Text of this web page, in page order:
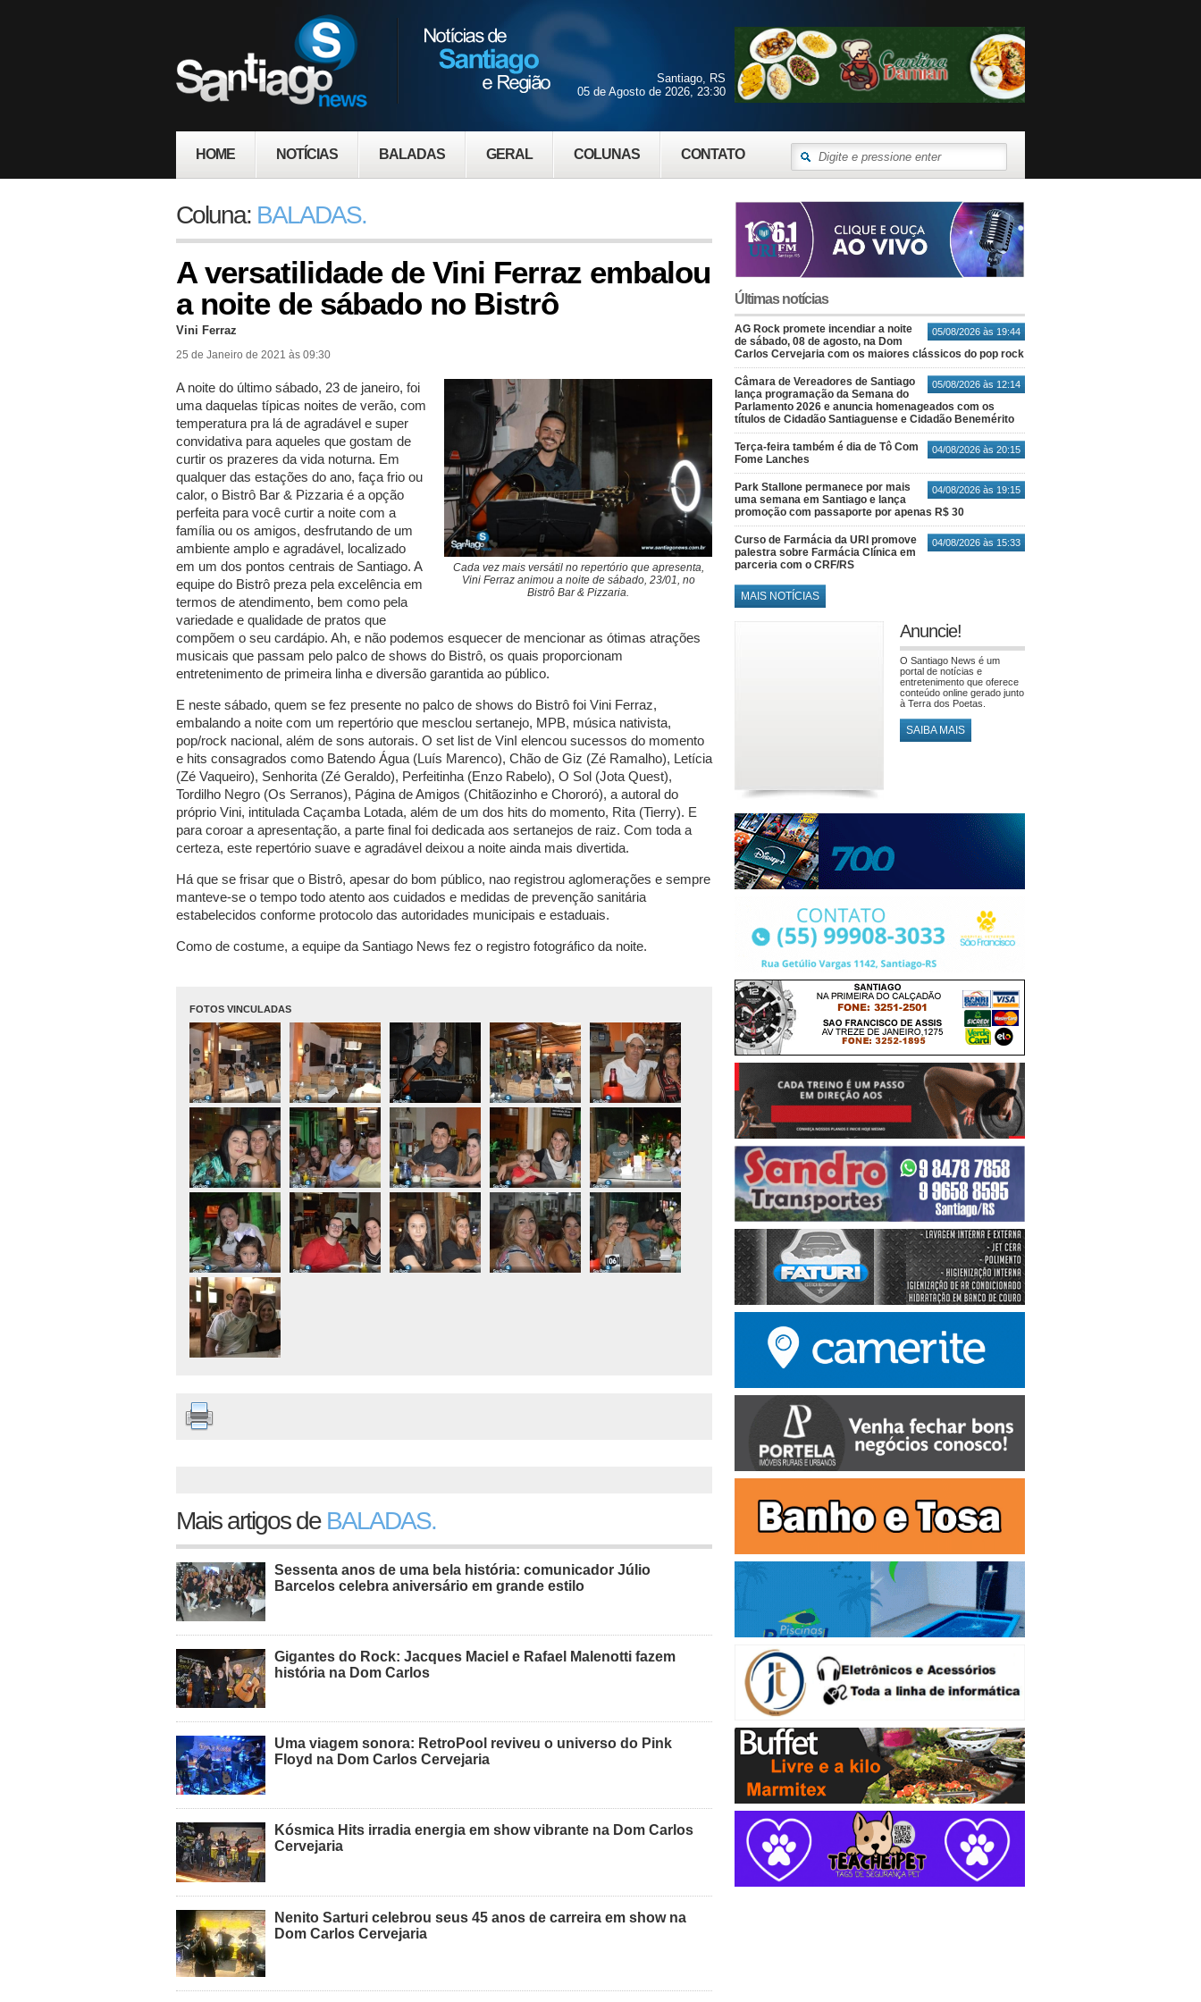
HOME NOTÍCIAS BALADAS GERAL COLUNAS CONTATO
Santiago, RS
05 de Agosto de 2026, 23:30
Coluna: BALADAS.
A versatilidade de Vini Ferraz embalou
a noite de sábado no Bistrô
Vini Ferraz
25 de Janeiro de 2021 às 09:30
Cada vez mais versátil no repertório que apresenta,
Vini Ferraz animou a noite de sábado, 23/01, no
Bistrô Bar & Pizzaria.
A noite do último sábado, 23 de janeiro, foi
uma daquelas típicas noites de verão, com
temperatura pra lá de agradável e super
convidativa para aqueles que gostam de
curtir os prazeres da vida noturna. Em
qualquer das estações do ano, faça frio ou
calor, o Bistrô Bar & Pizzaria é a opção
perfeita para você curtir a noite com a
família ou os amigos, desfrutando de um
ambiente amplo e agradável, localizado
em um dos pontos centrais de Santiago. A
equipe do Bistrô preza pela excelência em
termos de atendimento, bem como pela
variedade e qualidade de pratos que
compõem o seu cardápio. Ah, e não podemos esquecer de mencionar as ótimas atrações
musicais que passam pelo palco de shows do Bistrô, os quais proporcionam
entretenimento de primeira linha e diversão garantida ao público.
E neste sábado, quem se fez presente no palco de shows do Bistrô foi Vini Ferraz,
embalando a noite com um repertório que mesclou sertanejo, MPB, música nativista,
pop/rock nacional, além de sons autorais. O set list de VinI elencou sucessos do momento
e hits consagrados como Batendo Água (Luís Marenco), Chão de Giz (Zé Ramalho), Letícia
(Zé Vaqueiro), Senhorita (Zé Geraldo), Perfeitinha (Enzo Rabelo), O Sol (Jota Quest),
Tordilho Negro (Os Serranos), Página de Amigos (Chitãozinho e Chororó), a autoral do
próprio Vini, intitulada Caçamba Lotada, além de um dos hits do momento, Rita (Tierry). E
para coroar a apresentação, a parte final foi dedicada aos sertanejos de raiz. Com toda a
certeza, este repertório suave e agradável deixou a noite ainda mais divertida.
Há que se frisar que o Bistrô, apesar do bom público, nao registrou aglomerações e sempre
manteve-se o tempo todo atento aos cuidados e medidas de prevenção sanitária
estabelecidos conforme protocolo das autoridades municipais e estaduais.
Como de costume, a equipe da Santiago News fez o registro fotográfico da noite.
FOTOS VINCULADAS
Mais artigos de BALADAS.
Sessenta anos de uma bela história: comunicador Júlio
Barcelos celebra aniversário em grande estilo
Gigantes do Rock: Jacques Maciel e Rafael Malenotti fazem
história na Dom Carlos
Uma viagem sonora: RetroPool reviveu o universo do Pink
Floyd na Dom Carlos Cervejaria
Kósmica Hits irradia energia em show vibrante na Dom Carlos
Cervejaria
Nenito Sarturi celebrou seus 45 anos de carreira em show na
Dom Carlos Cervejaria
Últimas notícias
05/08/2026 às 19:44
AG Rock promete incendiar a noite
de sábado, 08 de agosto, na Dom
Carlos Cervejaria com os maiores clássicos do pop rock
05/08/2026 às 12:14
Câmara de Vereadores de Santiago
lança programação da Semana do
Parlamento 2026 e anuncia homenageados com os
títulos de Cidadão Santiaguense e Cidadão Benemérito
04/08/2026 às 20:15
Terça-feira também é dia de Tô Com
Fome Lanches
04/08/2026 às 19:15
Park Stallone permanece por mais
uma semana em Santiago e lança
promoção com passaporte por apenas R$ 30
04/08/2026 às 15:33
Curso de Farmácia da URI promove
palestra sobre Farmácia Clínica em
parceria com o CRF/RS
MAIS NOTÍCIAS
Anuncie!
O Santiago News é um
portal de notícias e
entretenimento que oferece
conteúdo online gerado junto
à Terra dos Poetas.
SAIBA MAIS